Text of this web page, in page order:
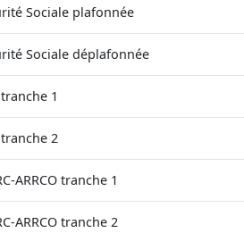
Sociale plafonnée
Sociale déplafonnée
tranche 1
tranche 2
ARRCO tranche 1
ARRCO tranche 2